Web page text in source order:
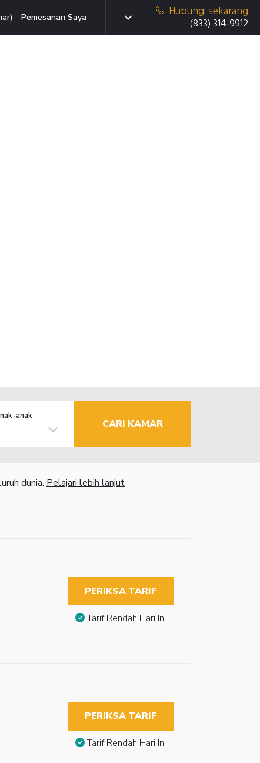
Pemesanan Saya
Hubungi sekarang
(833) 314-9912
anak
CARI KAMAR
dunia. Pelajari lebih lanjut
PERIKSA TARIF
Tarif Rendah Hari Ini
PERIKSA TARIF
Tarif Rendah Hari Ini